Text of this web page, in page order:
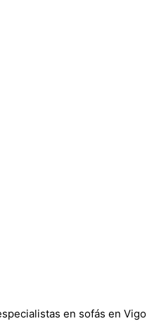
en sofás en Vigo